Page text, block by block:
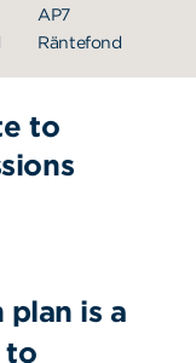
AP7
Räntefond
to
is a
to